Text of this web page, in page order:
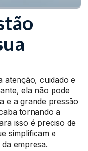
atenção, cuidado e
ela não pode
e a grande pressão
tornando a
isso é preciso de
simplificam e
empresa.